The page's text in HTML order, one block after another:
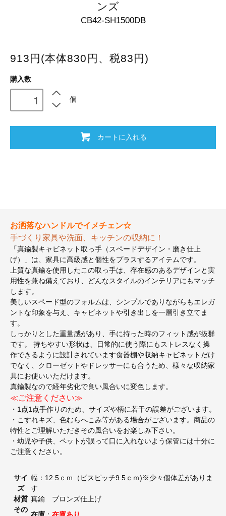
ンズ
CB42-SH1500DB
913円(本体830円、税83円)
購入数
個
カートに入れる
お洒落なハンドルでイメチェン☆
手づくり家具や洗面、キッチンの収納に！
「真鍮製キャビネット取っ手（スペードデザイン・磨き仕上
げ）」は、家具に高級感と個性をプラスするアイテムです。
上質な真鍮を使用したこの取っ手は、存在感のあるデザインと実
用性を兼ね備えており、どんなスタイルのインテリアにもマッチ
します。
美しいスペード型のフォルムは、シンプルでありながらもエレガ
ントな印象を与え、キャビネットや引き出しを一層引き立てま
す。
しっかりとした重量感があり、手に持った時のフィット感が抜群
です。 持ちやすい形状は、日常的に使う際にもストレスなく操
作できるように設計されています食器棚や収納キャビネットだけ
でなく、クローゼットやドレッサーにも合うため、様々な収納家
具にお使いいただけます。
真鍮製なので経年劣化で良い風合いに変色します。
≪ご注意ください≫
・1点1点手作りのため、サイズや柄に若干の誤差がございます。
・こすれキズ、色むらへこみ等がある場合がございます。商品の
特性とご理解いただきその風合いをお楽しみ下さい。
・幼児や子供、ペットが誤って口に入れないよう保管には十分に
ご注意ください。
サイ
ズ
幅：12.5ｃｍ（ビスピッチ9.5ｃｍ)※少々個体差がありま
す
材質 真鍮 ブロンズ仕上げ
その